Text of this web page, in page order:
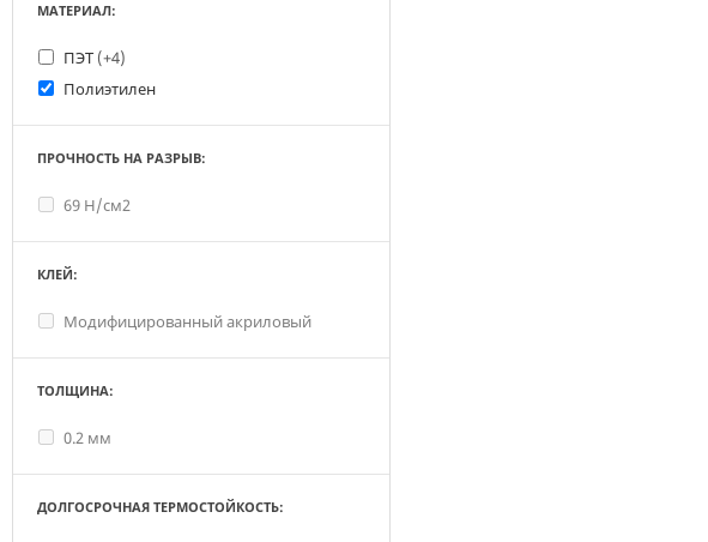
30 мм
5 мм
50 мм
70 мм
МАТЕРИАЛ:
ПЭТ (+4)
Полиэтилен
ПРОЧНОСТЬ НА РАЗРЫВ:
69 Н/см2
КЛЕЙ:
Модифицированный акриловый
ТОЛЩИНА:
0.2 мм
ДОЛГОСРОЧНАЯ ТЕРМОСТОЙКОСТЬ: